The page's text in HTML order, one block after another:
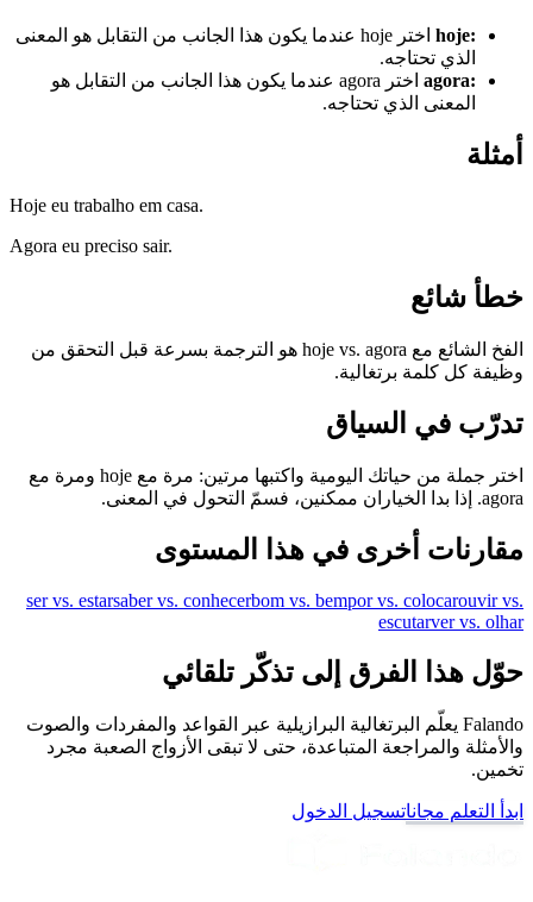
hoje:
اختر hoje عندما يكون هذا الجانب من التقابل هو المعنى
الذي تحتاجه.
agora:
اختر agora عندما يكون هذا الجانب من التقابل هو
المعنى الذي تحتاجه.
أمثلة
Hoje eu trabalho em casa.
Agora eu preciso sair.
خطأ شائع
الفخ الشائع مع hoje vs. agora هو الترجمة بسرعة قبل التحقق من
وظيفة كل كلمة برتغالية.
تدرّب في السياق
اختر جملة من حياتك اليومية واكتبها مرتين: مرة مع hoje ومرة مع
agora. إذا بدا الخياران ممكنين، فسمّ التحول في المعنى.
مقارنات أخرى في هذا المستوى
ser vs. estarsaber vs. conhecerbom vs. bempor vs. colocarouvir vs.
escutarver vs. olhar
حوّل هذا الفرق إلى تذكّر تلقائي
Falando يعلّم البرتغالية البرازيلية عبر القواعد والمفردات والصوت
والأمثلة والمراجعة المتباعدة، حتى لا تبقى الأزواج الصعبة مجرد
تخمين.
ابدأ التعلم مجاناتسجيل الدخول